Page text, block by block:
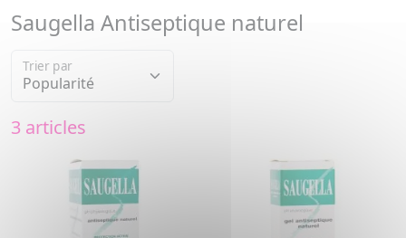
Saugella Antiseptique naturel
Trier par
3 articles